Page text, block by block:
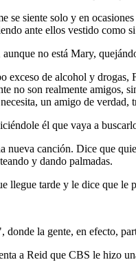
se siente solo y en
ante ellos vestido como
no está Mary,
exceso de alcohol y drogas,
no son realmente amigos,
un amigo de verdad,
él que vaya a
nueva canción. Dice que
y dando palmadas.
llegue tarde y le dice que le
la gente, en efecto,
a Reid que CBS le hizo